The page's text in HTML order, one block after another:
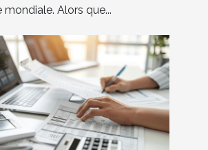
Alors que...